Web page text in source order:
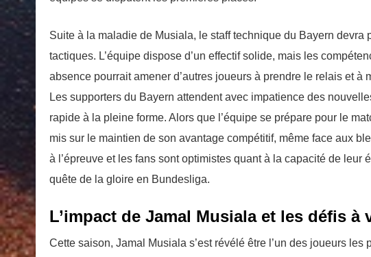
Suite à la maladie de Musiala, le staff technique du Bayern devra
tactiques. L’équipe dispose d’un effectif solide, mais les
absence pourrait amener d’autres joueurs à prendre le relais et à
Les supporters du Bayern attendent avec impatience des
rapide à la pleine forme. Alors que l’équipe se prépare pour le
mis sur le maintien de son avantage compétitif, même face aux
à l’épreuve et les fans sont optimistes quant à la capacité de leur
quête de la gloire en Bundesliga.
L’impact de Jamal Musiala et les défis
Cette saison, Jamal Musiala s’est révélé être l’un des joueurs